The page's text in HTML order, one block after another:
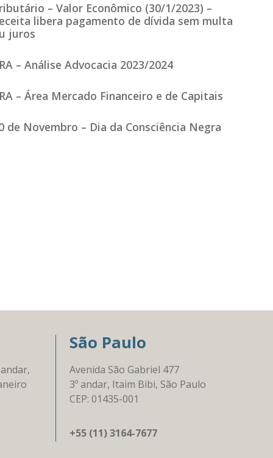
– Valor Econômico (30/1/2023) –
libera pagamento de dívida sem multa
juros
– Análise Advocacia 2023/2024
– Área Mercado Financeiro e de Capitais
de Novembro – Dia da Consciência Negra
São Paulo
Avenida São Gabriel 477
3º andar, Itaim Bibi, São Paulo
CEP: 01435-001
+55 (11) 3164-7677